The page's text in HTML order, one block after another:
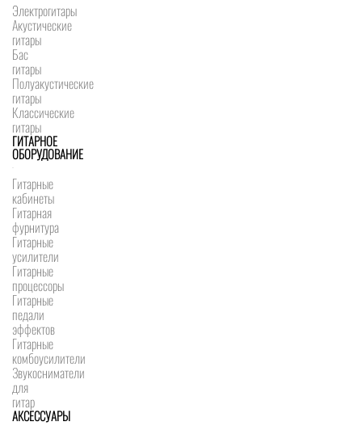
Электрогитары
Акустические
гитары
Бас
гитары
Полуакустические
гитары
Классические
гитары
ГИТАРНОЕ
ОБОРУДОВАНИЕ
Гитарные
кабинеты
Гитарная
фурнитура
Гитарные
усилители
Гитарные
процессоры
Гитарные
педали
эффектов
Гитарные
комбоусилители
Звукосниматели
для
гитар
АКСЕССУАРЫ